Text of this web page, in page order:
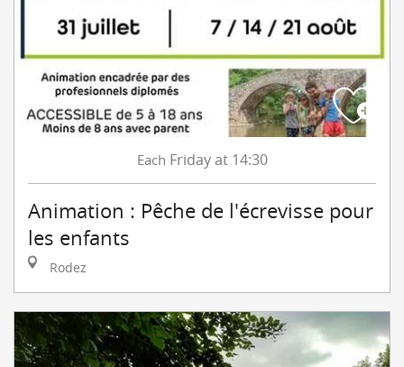
Each Friday at 14:30
Animation : Pêche de l'écrevisse pour
les enfants
Rodez